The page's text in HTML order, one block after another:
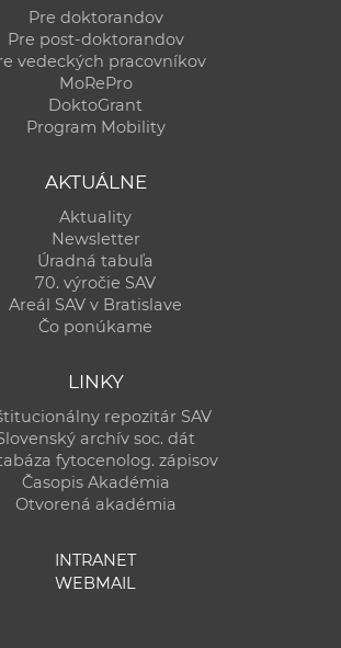
Pre doktorandov
Pre post-doktorandov
vedeckých pracovníkov
MoRePro
DoktoGrant
Program Mobility
AKTUÁLNE
Aktuality
Newsletter
Úradná tabuľa
70. výročie SAV
Areál SAV v Bratislave
Čo ponúkame
LINKY
repozitár SAV
archív soc. dát
fytocenolog. zápisov
Časopis Akadémia
Otvorená akadémia
INTRANET
WEBMAIL